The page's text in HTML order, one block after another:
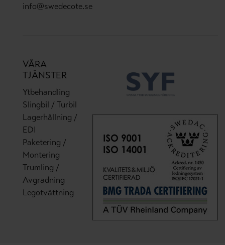
info@swedecote.se
VÅRA
TJÄNSTER
Ytbehandling
Slingbil / Turbil
Lagerhållning /
EDI
Paketering /
Montering
Trumling /
Avgradning
Legotvättning